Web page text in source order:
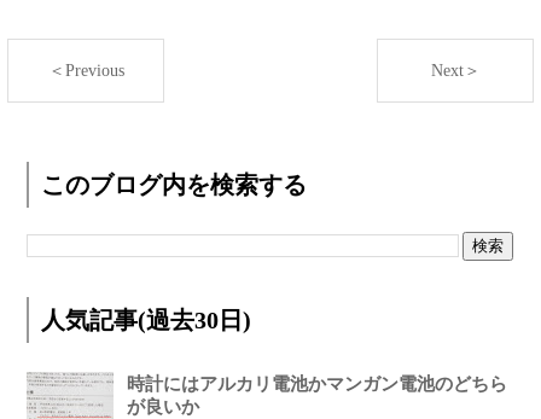
＜Previous Next＞
このブログ内を検索する
人気記事(過去30日)
時計にはアルカリ電池かマンガン電池のどちら
が良いか